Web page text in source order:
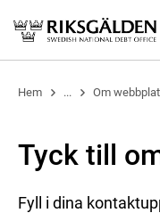
Hem ... Om
Tyck till
Fyll i dina